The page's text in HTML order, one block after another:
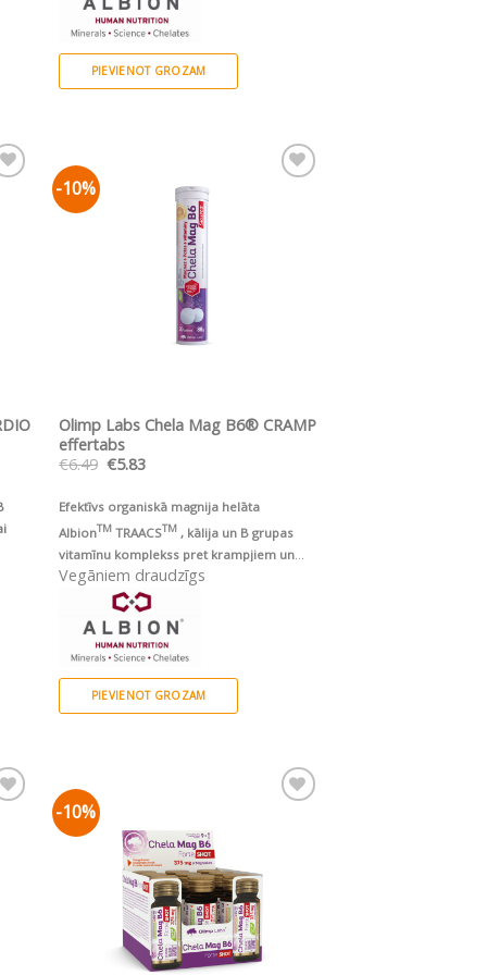
PIEVIENOT GROZAM
-10%
Pievienot vēlmju
ĀTRS SKATS
Olimp Labs Chela Mag B6® CRAMP
effertabs
€6.49 Original
€6.49.
€5.83Current
€5.83.
Efektīvs organiskā magnija helāta
AlbionTM TRAACSTM , kālija un B grupas
vitamīnu komplekss pret krampjiem un
normālai muskuļu un sirds darbībai
Vegāniem draudzīgs
PIEVIENOT GROZAM
-10%